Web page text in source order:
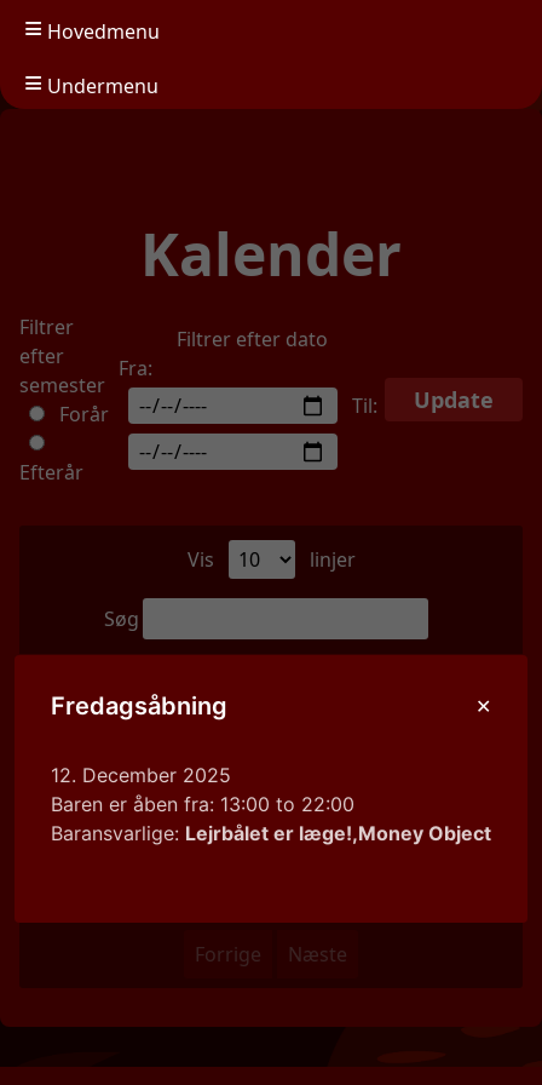
Hovedmenu
Undermenu
Kalender
Filtrer
efter
semester
Forår
Efterår
Filtrer efter dato
Fra:
Til:
Update
Vis linjer
Søg
Tema
Dato
Viser 0 til 0 af 0 linjer
Forrige
Næste
Fredagsåbning
12. December 2025
Baren er åben fra: 13:00 to 22:00
Baransvarlige: Lejrbålet er læge!,Money Object